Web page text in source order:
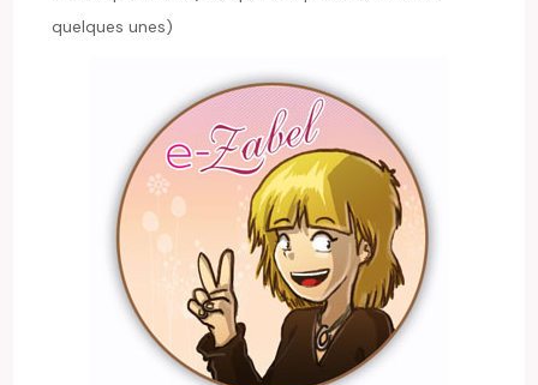
quelques unes)